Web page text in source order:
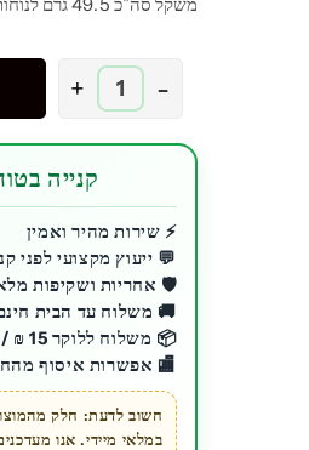
- כמות
של
מקלדת
PACKARD
BELL
עברית/אנגלית
+
קנייה
⚡ שירות מהיר ואמין
💬 ייעוץ מקצועי לפני
🛡️ אחריות ושקיפות
🚚 משלוח עד הבית חינם בקנייה
📦 משלוח ללוקר 15 ₪ / חינם מעל 200 ₪
🏬 אפשרות איסוף
חשוב לדעת: חלק
במלאי מיידי. אנו